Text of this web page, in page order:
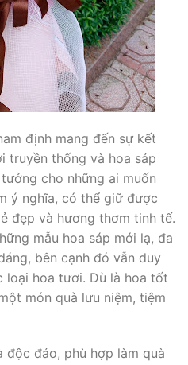
định mang đến sự kết
truyền thống và hoa sáp
cho những ai muốn
ý nghĩa, có thể giữ được
đẹp và hương thơm tinh tế.
mẫu hoa sáp mới lạ, đa
bên cạnh đó vẫn duy
hoa tươi. Dù là hoa tốt
món quà lưu niệm, tiệm
độc đáo, phù hợp làm quà